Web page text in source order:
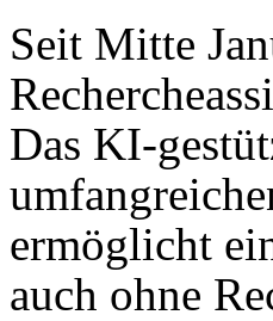
Seit Mitte
Das KI-
ermöglicht
auch ohne